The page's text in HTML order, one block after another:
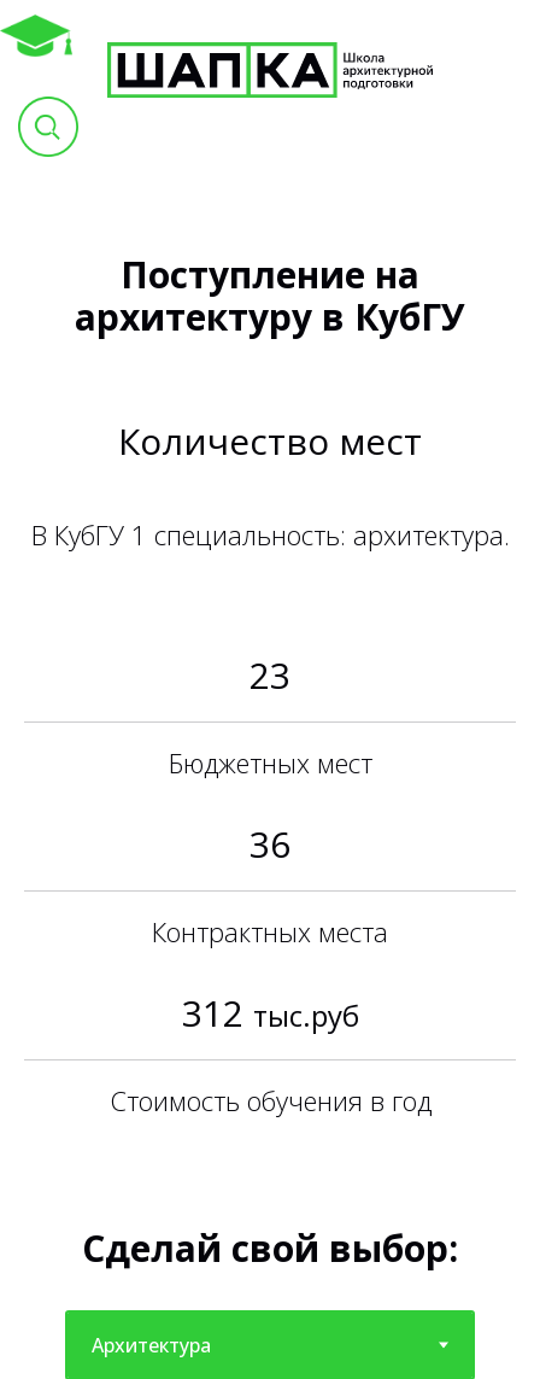
Поступление на
архитектуру в КубГУ
Количество мест
В КубГУ 1 специальность: архитектура.
23
Бюджетных мест
36
Контрактных места
312 тыс.руб
Стоимость обучения в год
Сделай свой выбор: